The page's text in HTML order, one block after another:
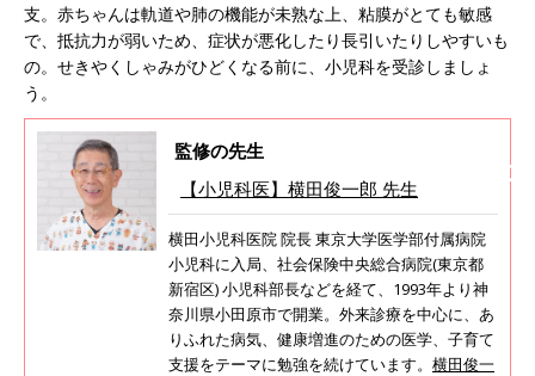
支。赤ちゃんは軌道や肺の機能が未熟な上、粘膜がとても敏感
で、抵抗力が弱いため、症状が悪化したり長引いたりしやすいも
の。せきやくしゃみがひどくなる前に、小児科を受診しましょ
う。
監修の先生
【小児科医】横田俊一郎 先生
横田小児科医院 院長 東京大学医学部付属病院
小児科に入局、社会保険中央総合病院(東京都
新宿区) 小児科部長などを経て、1993年より神
奈川県小田原市で開業。外来診療を中心に、あ
りふれた病気、健康増進のための医学、子育て
支援をテーマに勉強を続けています。 横田俊一